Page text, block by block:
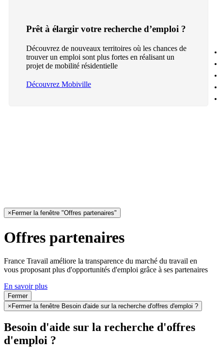
Prêt à élargir votre recherche d’emploi ?
Découvrez de nouveaux territoires où les chances de
trouver un emploi sont plus fortes en réalisant un
projet de mobilité résidentielle
Découvrez Mobiville
× Fermer la fenêtre "Offres partenaires"
Offres partenaires
France Travail améliore la transparence du marché du travail en
vous proposant plus d'opportunités d'emploi grâce à ses partenaires
En savoir plus
Fermer
× Fermer la fenêtre Besoin d'aide sur la recherche d'offres d'emploi ?
Besoin d'aide sur la recherche d'offres
d'emploi ?